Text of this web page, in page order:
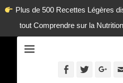
Plus de 500 Recettes Légères
tout Comprendre sur la Nutrition
Facebook
Twitter